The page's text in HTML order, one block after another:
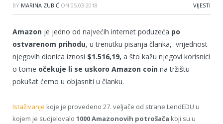
BY MARINA ZUBIĆ ON 05.03.2018 VIJESTI
Amazon je jedno od najvećih internet poduzeća po
ostvarenom prihodu, u trenutku pisanja članka, vrijednost
njegovih dionica iznosi $1.516,19, a što kažu njegovi korisnici
o tome očekuje li se uskoro Amazon coin na tržištu
pokušat ćemo u objasniti u članku.
Istaživanje koje je provedeno 27. veljače od strane LendEDU u
kojem je sudjelovalo 1000 Amazonovih potrošača koji su u